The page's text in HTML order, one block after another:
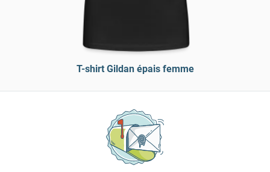
T-shirt Gildan épais femme